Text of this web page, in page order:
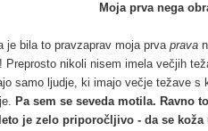
Moja prva nega
je bila to pravzaprav moja prva prava
Preprosto nikoli nisem imela večjih
samo ljudje, ki imajo večje težave
Pa sem se seveda motila. Ravno
je zelo priporočljivo - da se